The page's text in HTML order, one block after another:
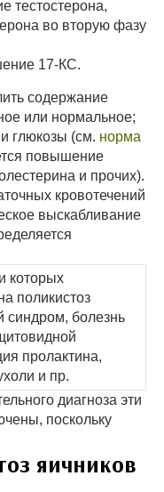
тестостерона,
во вторую фазу
17-КС.
содержание
или нормальное;
глюкозы (см. норма
повышение
и прочих).
кровотечений
выскабливание
которых
поликистоз
синдром, болезнь
пролактина,
и пр.
диагноза эти
поскольку
яичников